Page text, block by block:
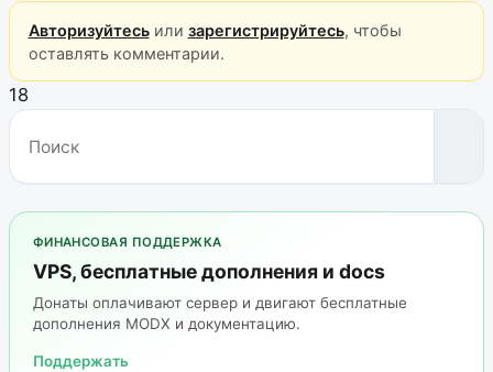
Авторизуйтесьили зарегистрируйтесь, чтобы
оставлять комментарии.
18
ФИНАНСОВАЯ ПОДДЕРЖКА
VPS, бесплатные дополнения и docs
Донаты оплачивают сервер и двигают бесплатные
дополнения MODX и документацию.
Поддержать